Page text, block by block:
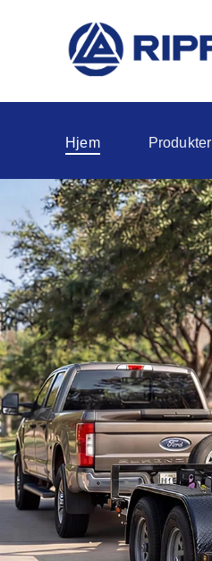
Hjem Produkter